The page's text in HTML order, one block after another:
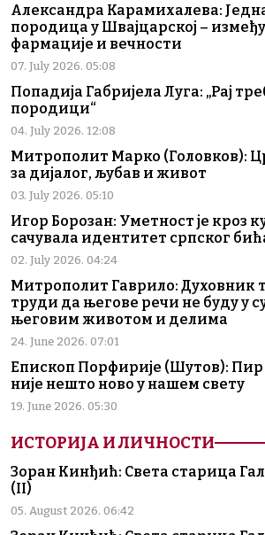
Александра Карамихалева:
породица у Швајцарској –
фармације и вечности
07. July 2026. 05:08
Попадија Габријела Луга: „Рај
породици“
04. July 2026. 12:08
Митрополит Марко (Головков):
за дијалог, љубав и живот
03. July 2026. 05:10
Игор Борозан: Уметност је кроз
сачувала идентитет српског
02. July 2026. 04:24
Митрополит Гаврило: Духовник
труди да његове речи не буду у
његовим животом и делима
24. June 2026. 07:01
Епископ Порфирије (Шутов): Пир
није нешто ново у нашем свету
19. June 2026. 05:30
ИСТОРИЈА И ЛИЧНОСТИ
Зоран Кинђић: Света старица
(II)
05. August 2026. 06:42